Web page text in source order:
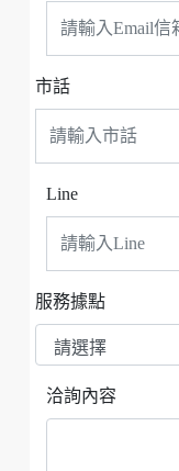
市話
Line
服務據點
洽詢內容